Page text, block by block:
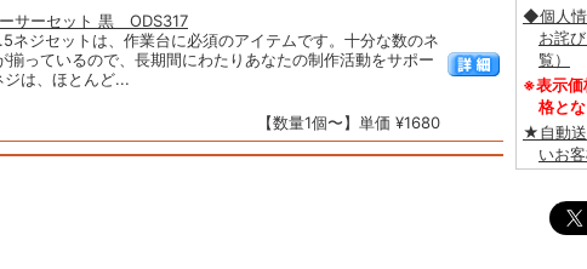
サーセット 黒 ODS317
ネジセットは、作業台に必須のアイテムです。十分な数のネ
揃っているので、長期間にわたりあなたの制作活動をサポー
は、ほとんど...
【数量1個〜】単価 ¥1680
◆個人情
お詫
覧）
※表示価
格とな
★自動送
いお